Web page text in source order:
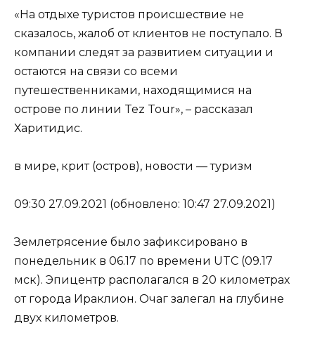
«На отдыхе туристов происшествие не
сказалось, жалоб от клиентов не поступало. В
компании следят за развитием ситуации и
остаются на связи со всеми
путешественниками, находящимися на
острове по линии Tez Tour», – рассказал
Харитидис.
в мире, крит (остров), новости — туризм
09:30 27.09.2021 (обновлено: 10:47 27.09.2021)
Землетрясение было зафиксировано в
понедельник в 06.17 по времени UTC (09.17
мск). Эпицентр располагался в 20 километрах
от города Ираклион. Очаг залегал на глубине
двух километров.